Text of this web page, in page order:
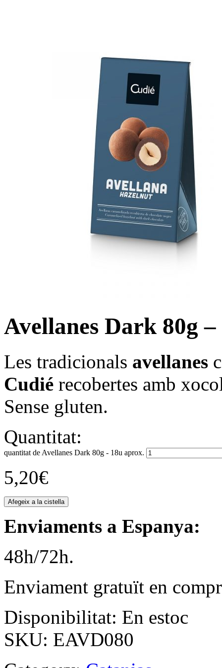
Avellanes Dark 80g
Les tradicionals avellanes
Cudié recobertes amb
Sense gluten.
Quantitat:
quantitat de Avellanes Dark 80g - 18u aprox.
5,20€
Afegeix a la cistella
Enviaments a Espanya:
48h/72h.
Enviament gratuït en
Disponibilitat: En estoc
SKU: EAVD080